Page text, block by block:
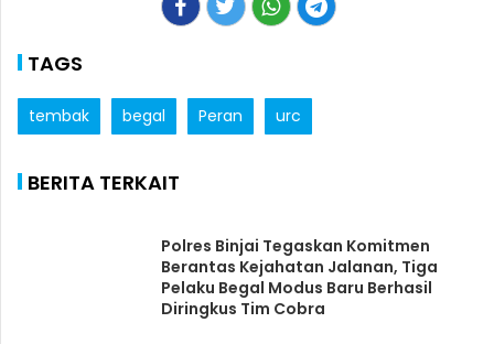
TAGS
tembak begal Peran urc
BERITA TERKAIT
Polres Binjai Tegaskan Komitmen
Berantas Kejahatan Jalanan, Tiga
Pelaku Begal Modus Baru Berhasil
Diringkus Tim Cobra